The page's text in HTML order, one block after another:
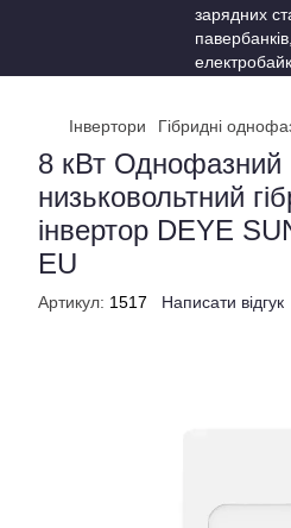
Інвертори Гібридні
8 кВт Однофазний
низьковольтний
інвертор DEYE
EU
Артикул: 1517 Написати відгук